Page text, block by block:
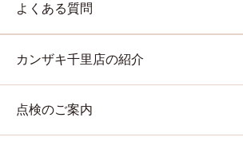
よくある質問
カンザキ千里店の紹介
点検のご案内